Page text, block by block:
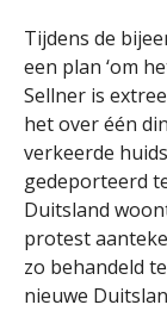
Tijdens de
een plan ‘om
Sellner is
het over één
verkeerde
gedeporteerd
Duitsland
protest
zo behandeld
nieuwe